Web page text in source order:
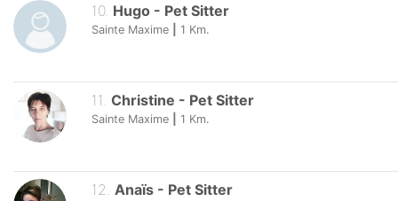
10. Hugo - Pet Sitter
Sainte Maxime 1 Km.
11 Christine - Pet Sitter
Sainte Maxime 1 Km.
12. Anaïs - Pet Sitter